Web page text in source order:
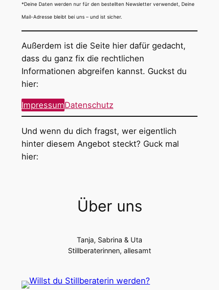
*Deine Daten werden nur für den bestellten Newsletter verwendet, Deine
Mail-Adresse bleibt bei uns – und ist sicher.
Außerdem ist die Seite hier dafür gedacht,
dass du ganz fix die rechtlichen
Informationen abgreifen kannst. Guckst du
hier:
ImpressumDatenschutz
Und wenn du dich fragst, wer eigentlich
hinter diesem Angebot steckt? Guck mal
hier:
Über uns
Tanja, Sabrina & Uta
Stillberaterinnen, allesamt